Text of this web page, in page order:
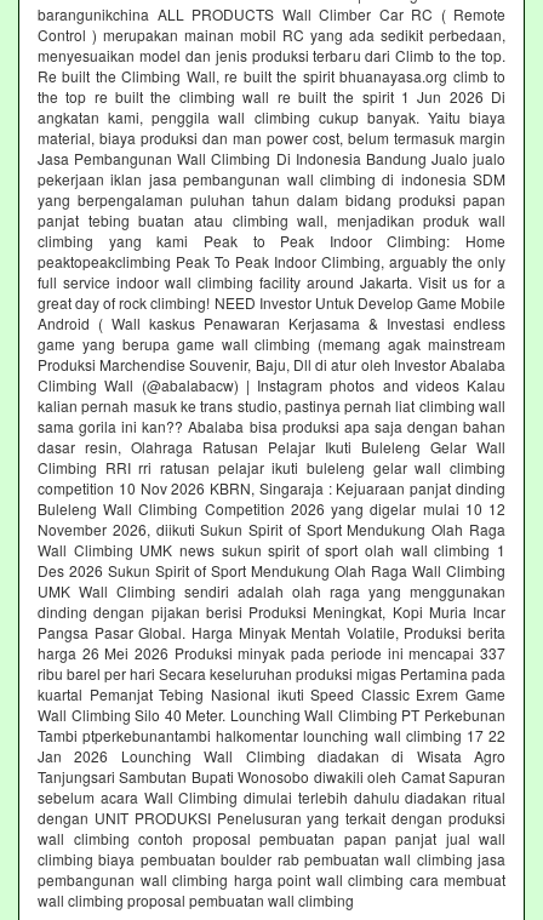
barangunikchina ALL PRODUCTS Wall Climber Car RC ( Remote
Control ) merupakan mainan mobil RC yang ada sedikit perbedaan,
menyesuaikan model dan jenis produksi terbaru dari Climb to the top.
Re built the Climbing Wall, re built the spirit bhuanayasa.org climb to
the top re built the climbing wall re built the spirit 1 Jun 2026 Di
angkatan kami, penggila wall climbing cukup banyak. Yaitu biaya
material, biaya produksi dan man power cost, belum termasuk margin
Jasa Pembangunan Wall Climbing Di Indonesia Bandung Jualo jualo
pekerjaan iklan jasa pembangunan wall climbing di indonesia SDM
yang berpengalaman puluhan tahun dalam bidang produksi papan
panjat tebing buatan atau climbing wall, menjadikan produk wall
climbing yang kami Peak to Peak Indoor Climbing: Home
peaktopeakclimbing Peak To Peak Indoor Climbing, arguably the only
full service indoor wall climbing facility around Jakarta. Visit us for a
great day of rock climbing! NEED Investor Untuk Develop Game Mobile
Android ( Wall kaskus Penawaran Kerjasama & Investasi endless
game yang berupa game wall climbing (memang agak mainstream
Produksi Marchendise Souvenir, Baju, Dll di atur oleh Investor Abalaba
Climbing Wall (@abalabacw) | Instagram photos and videos Kalau
kalian pernah masuk ke trans studio, pastinya pernah liat climbing wall
sama gorila ini kan?? Abalaba bisa produksi apa saja dengan bahan
dasar resin, Olahraga Ratusan Pelajar Ikuti Buleleng Gelar Wall
Climbing RRI rri ratusan pelajar ikuti buleleng gelar wall climbing
competition 10 Nov 2026 KBRN, Singaraja : Kejuaraan panjat dinding
Buleleng Wall Climbing Competition 2026 yang digelar mulai 10 12
November 2026, diikuti Sukun Spirit of Sport Mendukung Olah Raga
Wall Climbing UMK news sukun spirit of sport olah wall climbing 1
Des 2026 Sukun Spirit of Sport Mendukung Olah Raga Wall Climbing
UMK Wall Climbing sendiri adalah olah raga yang menggunakan
dinding dengan pijakan berisi Produksi Meningkat, Kopi Muria Incar
Pangsa Pasar Global. Harga Minyak Mentah Volatile, Produksi berita
harga 26 Mei 2026 Produksi minyak pada periode ini mencapai 337
ribu barel per hari Secara keseluruhan produksi migas Pertamina pada
kuartal Pemanjat Tebing Nasional ikuti Speed Classic Exrem Game
Wall Climbing Silo 40 Meter. Lounching Wall Climbing PT Perkebunan
Tambi ptperkebunantambi halkomentar lounching wall climbing 17 22
Jan 2026 Lounching Wall Climbing diadakan di Wisata Agro
Tanjungsari Sambutan Bupati Wonosobo diwakili oleh Camat Sapuran
sebelum acara Wall Climbing dimulai terlebih dahulu diadakan ritual
dengan UNIT PRODUKSI Penelusuran yang terkait dengan produksi
wall climbing contoh proposal pembuatan papan panjat jual wall
climbing biaya pembuatan boulder rab pembuatan wall climbing jasa
pembangunan wall climbing harga point wall climbing cara membuat
wall climbing proposal pembuatan wall climbing